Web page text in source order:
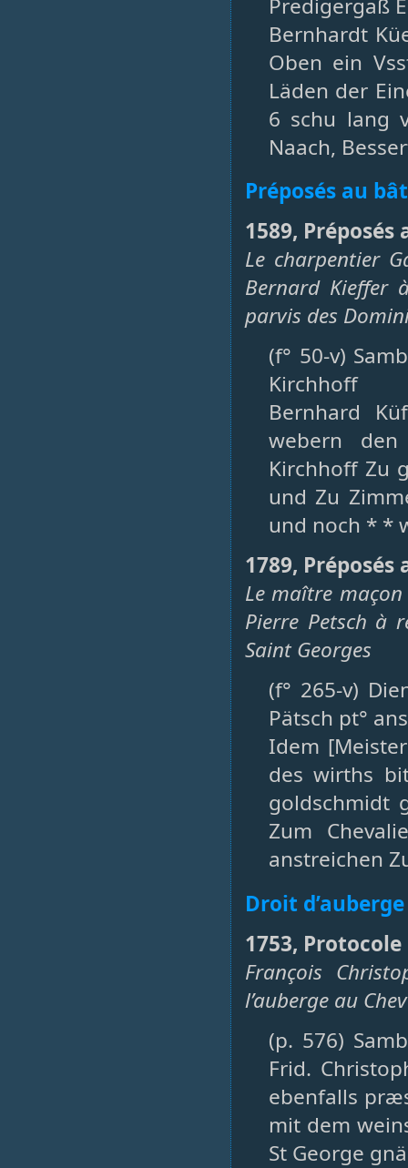
Predigergaß
Bernhardt
Oben ein
Läden der
6 schu lang
Naach,
Préposés au
1589,
Le charpentier
Bernard Kieffer
parvis des
(f° 50-v)
Kirchhoff
Bernhard
webern
Kirchhoff Zu
und Zu
und noch * *
1789,
Le maître
Pierre Petsch à
Saint Georges
(f° 265-v)
Pätsch pt°
Idem
des wirths
goldschmidt
Zum
anstreichen
Droit d’auberge
1753, Protocole
François
l’auberge au
(p. 576)
Frid.
ebenfalls
mit dem
St George